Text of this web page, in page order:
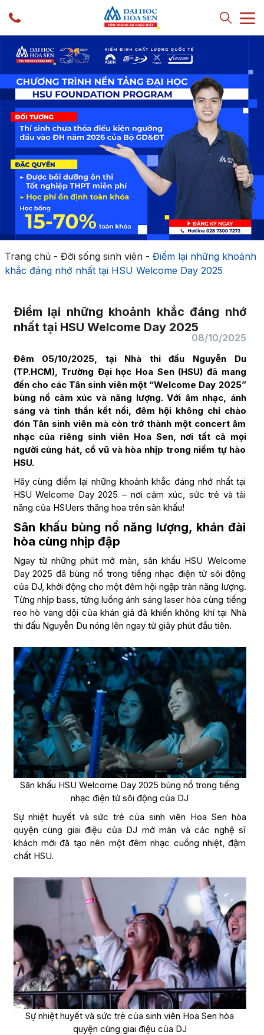
Trang chủ- Đời sống sinh viên- Điểm lại những khoảnh
khắc đáng nhớ nhất tại HSU Welcome Day 2025
Điểm lại những khoảnh khắc đáng nhớ
nhất tại HSU Welcome Day 2025
08/10/2025
Đêm 05/10/2025, tại Nhà thi đấu Nguyễn Du
(TP.HCM), Trường Đại học Hoa Sen (HSU) đã mang
đến cho các Tân sinh viên một “Welcome Day 2025”
bùng nổ cảm xúc và năng lượng. Với âm nhạc, ánh
sáng và tinh thần kết nối, đêm hội không chỉ chào
đón Tân sinh viên mà còn trở thành một concert âm
nhạc của riêng sinh viên Hoa Sen, nơi tất cả mọi
người cùng hát, cổ vũ và hòa nhịp trong niềm tự hào
HSU.
Hãy cùng điểm lại những khoảnh khắc đáng nhớ nhất tại
HSU Welcome Day 2025 – nơi cảm xúc, sức trẻ và tài
năng của HSUers thăng hoa trên sân khấu!
Sân khấu bùng nổ năng lượng, khán đài
hòa cùng nhịp đập
Ngay từ những phút mở màn, sân khấu HSU Welcome
Day 2025 đã bùng nổ trong tiếng nhạc điện tử sôi động
của DJ, khởi động cho một đêm hội ngập tràn năng lượng.
Từng nhịp bass, từng luồng ánh sáng laser hòa cùng tiếng
reo hò vang dội của khán giả đã khiến không khí tại Nhà
thi đấu Nguyễn Du nóng lên ngay từ giây phút đầu tiên.
Sân khấu HSU Welcome Day 2025 bùng nổ trong tiếng
nhạc điện tử sôi động của DJ
Sự nhiệt huyết và sức trẻ của sinh viên Hoa Sen hòa
quyện cùng giai điệu của DJ mở màn và các nghệ sĩ
khách mời đã tạo nên một đêm nhạc cuồng nhiệt, đậm
chất HSU.
Sự nhiệt huyết và sức trẻ của sinh viên Hoa Sen hòa
quyện cùng giai điệu của DJ